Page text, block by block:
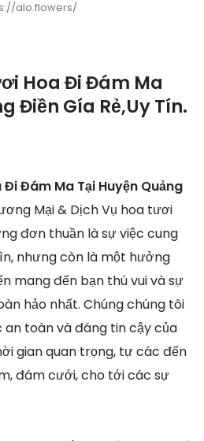
alo.flowers/
Hoa Đi Đám Ma
Điền Gía Rẻ,Uy Tín.
Đám Ma Tại Huyện Quảng
Mại & Dịch Vụ hoa tươi
đơn thuần là sự việc cung
nhưng còn là một hưởng
mang đến bạn thú vui và sự
hảo nhất. Chúng chúng tôi
an toàn và đáng tin cậy của
gian quan trọng, tự các đến
đám cưới, cho tới các sự